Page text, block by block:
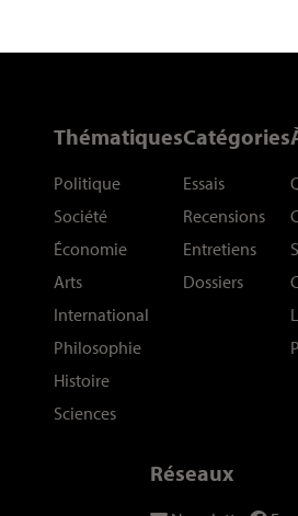
Thématiques
Politique
Société
Économie
Arts
International
Philosophie
Histoire
Sciences
Catégories
Essais
Recensions
Entretiens
Dossiers
Réseaux